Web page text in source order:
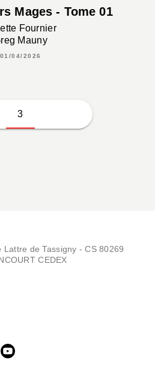
Mages - Tome 01
Fournier
Mauny
01/04/2026
3
de Tassigny - CS 80269
CEDEX